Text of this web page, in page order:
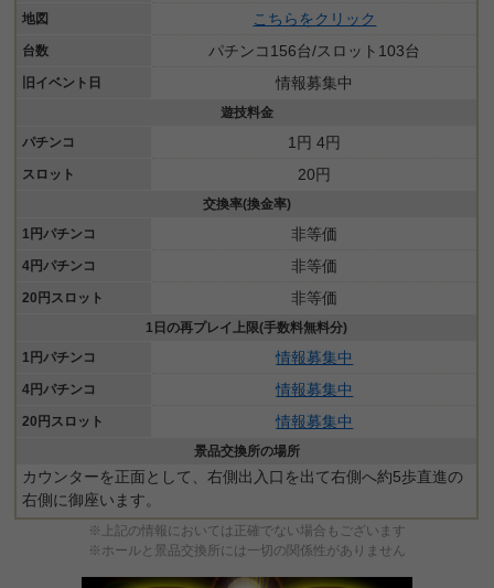
地図 こちらをクリック
台数 パチンコ156台/スロット103台
旧イベント日 情報募集中
遊技料金
パチンコ
1円 4円
スロット 20円
交換率(換金率)
1円パチンコ
非等価
4円パチンコ 非等価
20円スロット 非等価
1日の再プレイ上限(手数料無料分)
1円パチンコ
情報募集中
4円パチンコ 情報募集中
20円スロット 情報募集中
景品交換所の場所
カウンターを正面として、右側出入口を出て右側へ約5歩直進の
右側に御座います。
※上記の情報においては正確でない場合もございます
※ホールと景品交換所には一切の関係性がありません